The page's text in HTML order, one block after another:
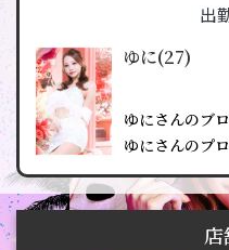
出
ゆに(27)
ゆにさんのブ
ゆにさんのプ